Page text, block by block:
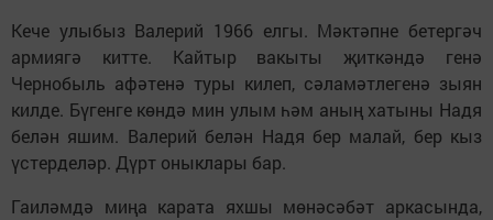
Кече улыбыз Валерий 1966 елгы. Мәктәпне бетергәч
армиягә китте. Кайтыр вакыты җиткәндә генә
Чернобыль афәтенә туры килеп, сәламәтлегенә зыян
килде. Бүгенге көндә мин улым һәм аның хатыны Надя
белән яшим. Валерий белән Надя бер малай, бер кыз
үстерделәр. Дүрт оныклары бар.
Гаиләмдә миңа карата яхшы мөнәсәбәт аркасында,